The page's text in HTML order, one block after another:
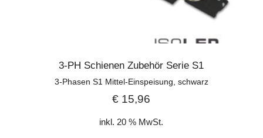
3-PH Schienen Zubehör Serie S1
3-Phasen S1 Mittel-Einspeisung, schwarz
€ 15,96
inkl. 20 % MwSt.